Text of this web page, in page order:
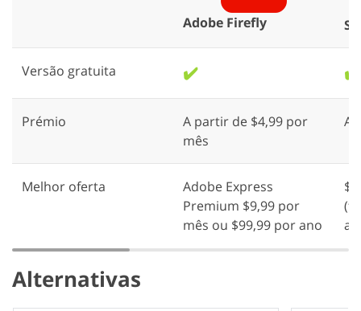
Adobe Firefly
Versão gratuita ✔️ ✔️
Prémio
A partir de $4,99 por
mês
A
Melhor oferta
Adobe Express
Premium $9,99 por
mês ou $99,99 por ano
Alternativas